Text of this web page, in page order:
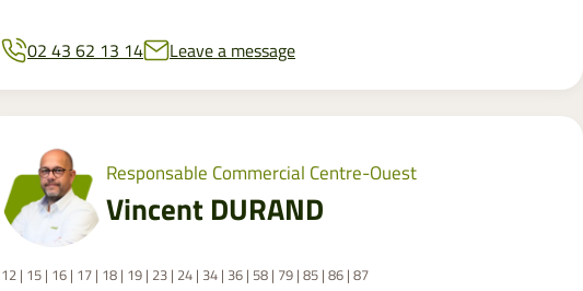
02 43 62 13 14 Leave a message
Responsable Commercial Centre-Ouest
Vincent DURAND
12 | 15 | 16 | 17 | 18 | 19 | 23 | 24 | 34 | 36 | 58 | 79 | 85 | 86 | 87